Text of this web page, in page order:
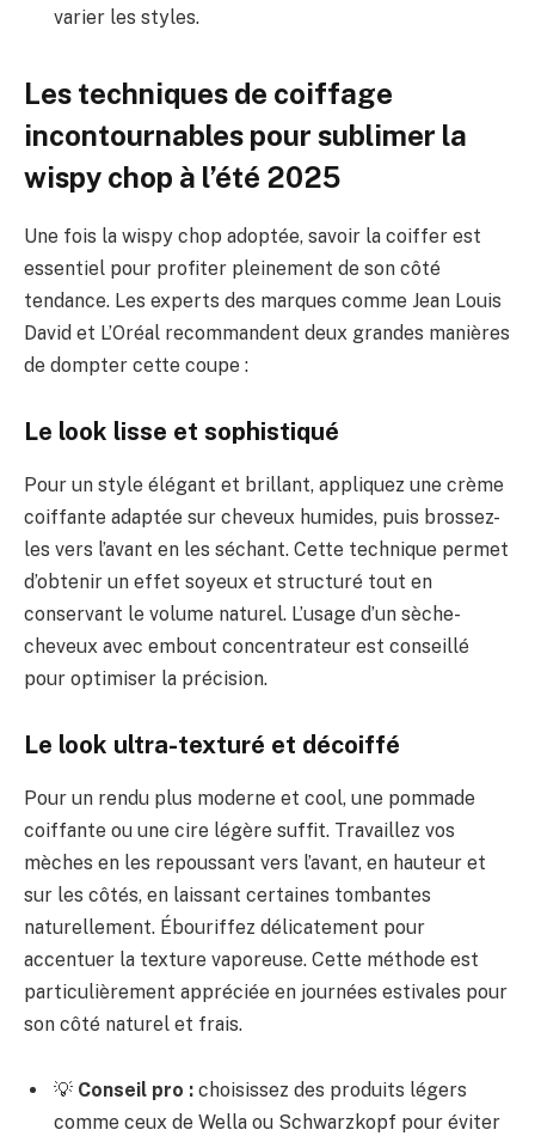
varier les styles.
Les techniques de coiffage
incontournables pour sublimer la
wispy chop à l’été 2025
Une fois la wispy chop adoptée, savoir la coiffer est
essentiel pour profiter pleinement de son côté
tendance. Les experts des marques comme Jean Louis
David et L’Oréal recommandent deux grandes manières
de dompter cette coupe :
Le look lisse et sophistiqué
Pour un style élégant et brillant, appliquez une crème
coiffante adaptée sur cheveux humides, puis brossez-
les vers l’avant en les séchant. Cette technique permet
d’obtenir un effet soyeux et structuré tout en
conservant le volume naturel. L’usage d’un sèche-
cheveux avec embout concentrateur est conseillé
pour optimiser la précision.
Le look ultra-texturé et décoiffé
Pour un rendu plus moderne et cool, une pommade
coiffante ou une cire légère suffit. Travaillez vos
mèches en les repoussant vers l’avant, en hauteur et
sur les côtés, en laissant certaines tombantes
naturellement. Ébouriffez délicatement pour
accentuer la texture vaporeuse. Cette méthode est
particulièrement appréciée en journées estivales pour
son côté naturel et frais.
💡 Conseil pro : choisissez des produits légers
comme ceux de Wella ou Schwarzkopf pour éviter